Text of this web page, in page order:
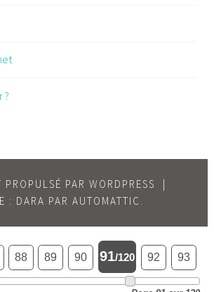
?
PROPULSÉ PAR WORDPRESS
|
: DARA PAR AUTOMATTIC
88 89 90 91/120 92 93